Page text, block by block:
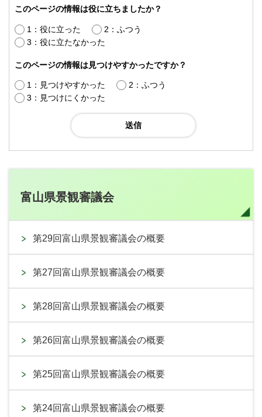
このページの情報は役に立ちましたか？
1：役に立った
2：ふつう
3：役に立たなかった
このページの情報は見つけやすかったですか？
1：見つけやすかった
2：ふつう
3：見つけにくかった
富山県景観審議会
第29回富山県景観審議会の概要
第27回富山県景観審議会の概要
第28回富山県景観審議会の概要
第26回富山県景観審議会の概要
第25回富山県景観審議会の概要
第24回富山県景観審議会の概要